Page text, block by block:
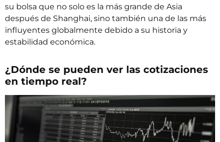
su bolsa que no solo es la más grande de Asia
después de Shanghai, sino también una de las más
influyentes globalmente debido a su historia y
estabilidad económica.
¿Dónde se pueden ver las cotizaciones
en tiempo real?